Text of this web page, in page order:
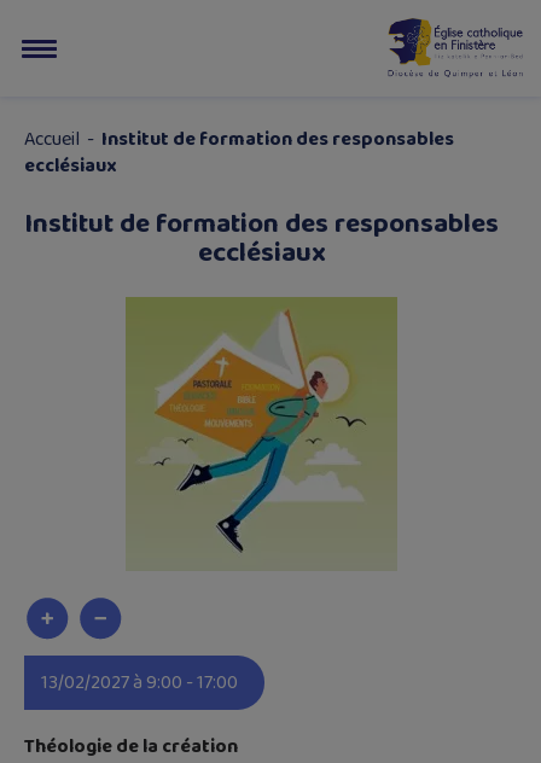
Accueil - Institut de formation des responsables
ecclésiaux
Institut de formation des responsables
ecclésiaux
13/02/2027 à 9:00 - 17:00
Théologie de la création